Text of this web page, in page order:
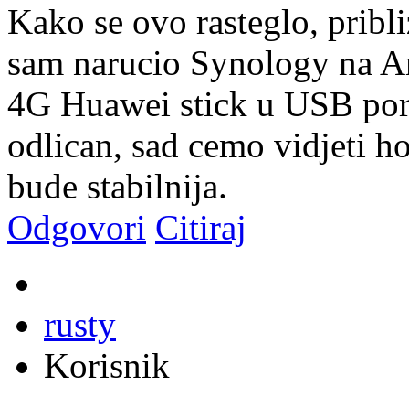
Kako se ovo rasteglo,
sam narucio Synology na
4G Huawei stick u USB
odlican, sad cemo vidjeti
bude stabilnija.
Odgovori Citiraj
rusty
Korisnik